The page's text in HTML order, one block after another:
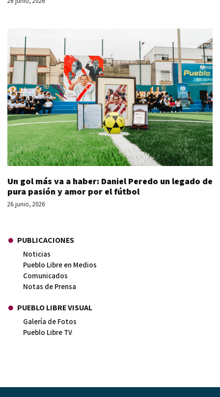
Un gol más va a haber: Daniel Peredo un legado de
pura pasión y amor por el fútbol
26 junio, 2026
PUBLICACIONES
Noticias
Pueblo Libre en Medios
Comunicados
Notas de Prensa
PUEBLO LIBRE VISUAL
Galería de Fotos
Pueblo Libre TV